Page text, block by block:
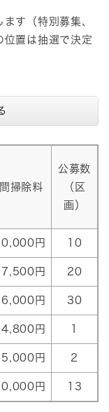
す（特別募集、
位置は抽選で決定
掃除料
公募数
（区
画）
円 10
7,500円 20
6,000円 30
円
円 2
円 13